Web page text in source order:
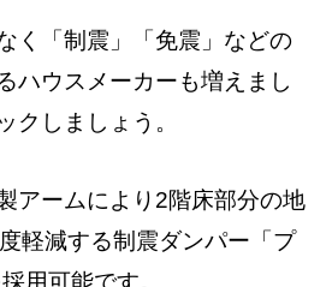
く「制震」「免震」などの
ハウスメーカーも増えまし
クしましょう。
アームにより2階床部分の地
軽減する制震ダンパー「プ
用可能です。